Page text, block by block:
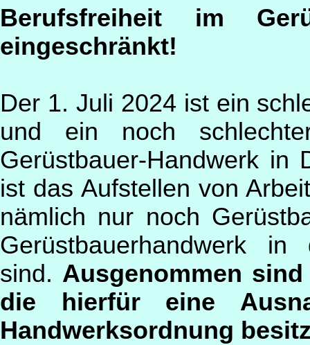
Berufsfreiheit im
eingeschränkt!
Der 1. Juli 2024 ist ein
und ein noch
Gerüstbauer-Handwerk in
ist das Aufstellen von
nämlich nur noch
Gerüstbauerhandwerk
sind. Ausgenommen
die hierfür eine
Handwerksordnung